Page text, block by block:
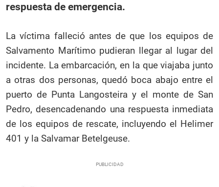
respuesta de emergencia.
La víctima falleció antes de que los equipos de
Salvamento Marítimo pudieran llegar al lugar del
incidente. La embarcación, en la que viajaba junto
a otras dos personas, quedó boca abajo entre el
puerto de Punta Langosteira y el monte de San
Pedro, desencadenando una respuesta inmediata
de los equipos de rescate, incluyendo el Helimer
401 y la Salvamar Betelgeuse.